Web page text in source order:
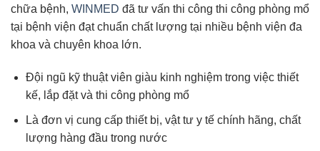
chữa bệnh, WINMED đã tư vấn thi công thi công phòng mổ
tại bệnh viện đạt chuẩn chất lượng tại nhiều bệnh viện đa
khoa và chuyên khoa lớn.
Đội ngũ kỹ thuật viên giàu kinh nghiệm trong việc thiết
kế, lắp đặt và thi công phòng mổ
Là đơn vị cung cấp thiết bị, vật tư y tế chính hãng, chất
lượng hàng đầu trong nước